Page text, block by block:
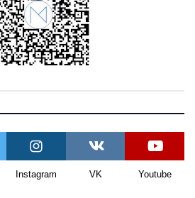
Instagram VK Youtube